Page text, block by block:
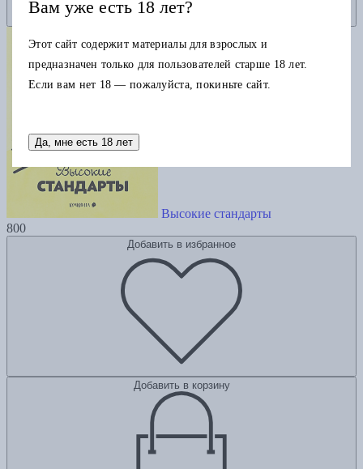
Высокие стандарты
800
Добавить в избранное
Добавить в корзину
Вам уже есть 18 лет?
Этот сайт содержит материалы для взрослых и
предназначен только для пользователей старше 18 лет.
Если вам нет 18 — пожалуйста, покиньте сайт.
Да, мне есть 18 лет